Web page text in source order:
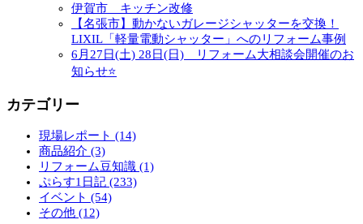
伊賀市 キッチン改修
【名張市】動かないガレージシャッターを交換！
LIXIL「軽量電動シャッター」へのリフォーム事例
6月27日(土) 28日(日) リフォーム大相談会開催のお
知らせ⭐
カテゴリー
現場レポート (14)
商品紹介 (3)
リフォーム豆知識 (1)
ぷらす1日記 (233)
イベント (54)
その他 (12)